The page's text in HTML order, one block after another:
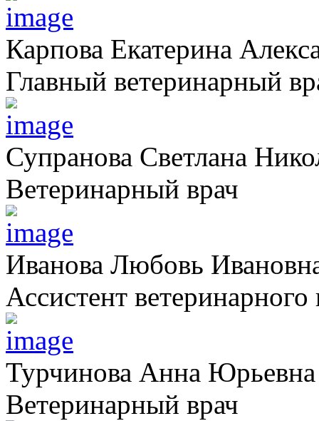
Карпова Екатерина
Главный ветеринарный
Супранова Светлана
Ветеринарный врач
Иванова Любовь
Ассистент ветеринарного
Турчинова Анна Юрьевна
Ветеринарный врач